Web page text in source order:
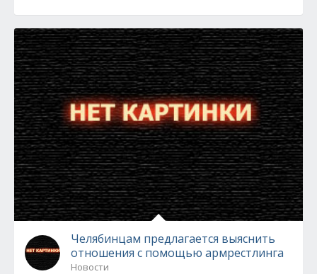
Челябинцам предлагается выяснить
отношения с помощью армрестлинга
Новости